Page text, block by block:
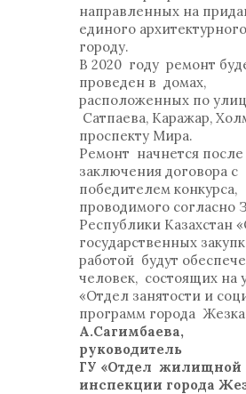
направленных на
единого
городу.
В 2020 году ремонт
проведен в домах,
расположенных по
Сатпаева, Каражар,
проспекту Мира.
Ремонт начнется после
заключения договора с
победителем конкурса,
проводимого согласно
Республики Казахстан
государственных
работой будут
человек, состоящих на
«Отдел занятости и
программ города
А.Сагимбаева,
руководитель
ГУ «Отдел жилищной
инспекции города